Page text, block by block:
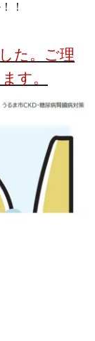
！
た。ご理
す。